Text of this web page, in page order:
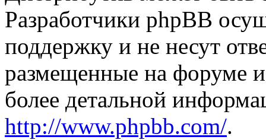
Разработчики phpBB
поддержку и не несут
размещенные на форуме
более детальной
http://www.phpbb.com/.